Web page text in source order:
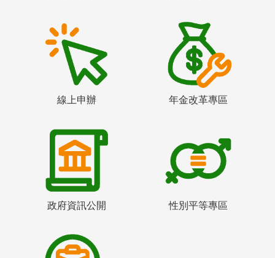
線上申辦 年金改革專區
政府資訊公開 性別平等專區